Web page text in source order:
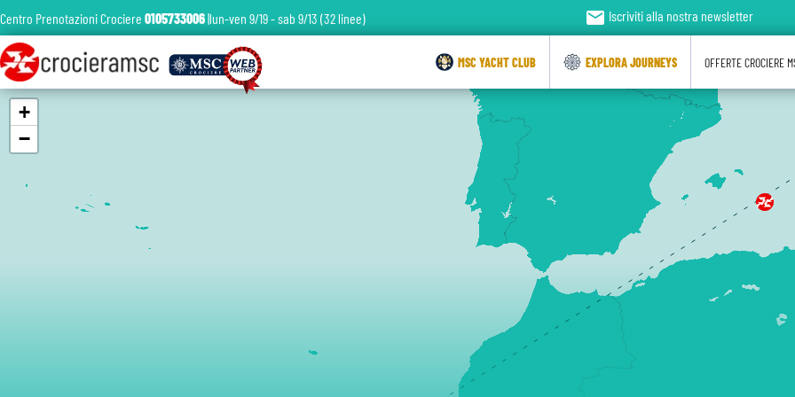
+
−
Centro Prenotazioni Crociere 0105733006|lun-ven 9/19 - sab 9/13 (32 linee) email Iscriviti alla nostra newsletter
MSC YACHT CLUB EXPLORA JOURNEYS OFFERTE CROCIERE